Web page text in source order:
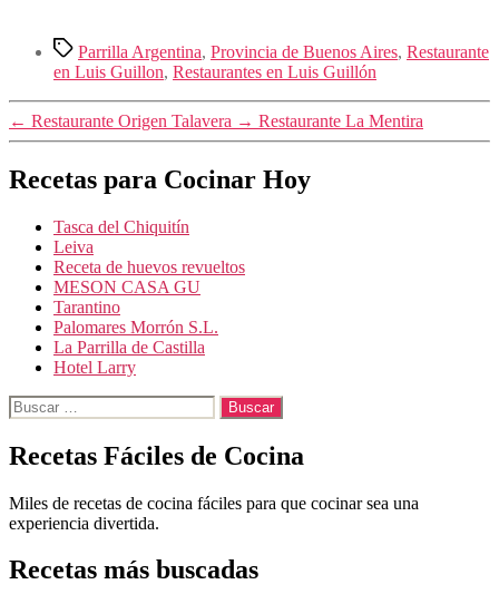
Etiquetas
Parrilla Argentina, Provincia de Buenos Aires, Restaurante
en Luis Guillon, Restaurantes en Luis Guillón
← Restaurante Origen Talavera → Restaurante La Mentira
Recetas para Cocinar Hoy
Tasca del Chiquitín
Leiva
Receta de huevos revueltos
MESON CASA GU
Tarantino
Palomares Morrón S.L.
La Parrilla de Castilla
Hotel Larry
Buscar:
Recetas Fáciles de Cocina
Miles de recetas de cocina fáciles para que cocinar sea una
experiencia divertida.
Recetas más buscadas